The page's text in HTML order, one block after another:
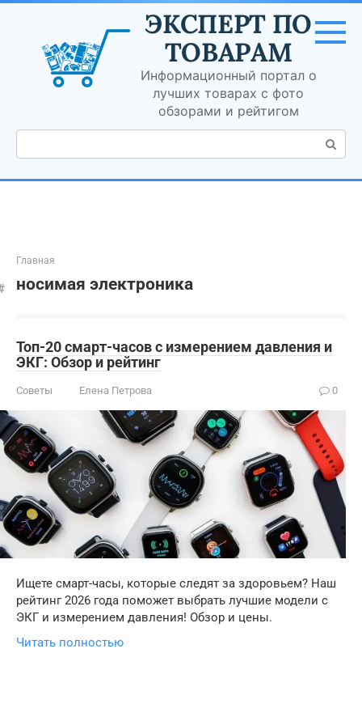
Перейти
контенту
ЭКСПЕРТ ПО
ТОВАРАМ
Информационный портал о
лучших товарах с фото
обзорами и рейтигом
Поиск:
Главная
носимая электроника
Топ-20 смарт-часов с измерением давления и
ЭКГ: Обзор и рейтинг
Советы Елена Петрова 0
Ищете смарт-часы, которые следят за здоровьем? Наш
рейтинг 2026 года поможет выбрать лучшие модели с
ЭКГ и измерением давления! Обзор и цены.
Читать полностью